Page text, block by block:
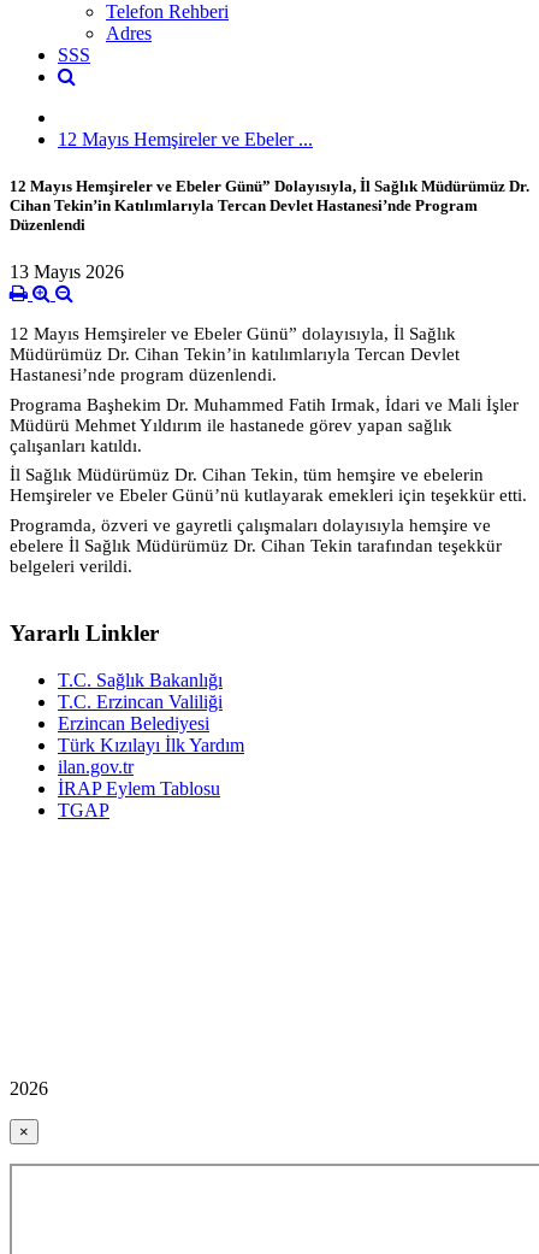
Telefon Rehberi
Adres
SSS
12 Mayıs Hemşireler ve Ebeler ...
12 Mayıs Hemşireler ve Ebeler Günü” Dolayısıyla, İl Sağlık Müdürümüz Dr.
Cihan Tekin’in Katılımlarıyla Tercan Devlet Hastanesi’nde Program
Düzenlendi
13 Mayıs 2026
12 Mayıs Hemşireler ve Ebeler Günü” dolayısıyla, İl Sağlık
Müdürümüz Dr. Cihan Tekin’in katılımlarıyla Tercan Devlet
Hastanesi’nde program düzenlendi.
Programa Başhekim Dr. Muhammed Fatih Irmak, İdari ve Mali İşler
Müdürü Mehmet Yıldırım ile hastanede görev yapan sağlık
çalışanları katıldı.
İl Sağlık Müdürümüz Dr. Cihan Tekin, tüm hemşire ve ebelerin
Hemşireler ve Ebeler Günü’nü kutlayarak emekleri için teşekkür etti.
Programda, özveri ve gayretli çalışmaları dolayısıyla hemşire ve
ebelere İl Sağlık Müdürümüz Dr. Cihan Tekin tarafından teşekkür
belgeleri verildi.
Yararlı Linkler
T.C. Sağlık Bakanlığı
T.C. Erzincan Valiliği
Erzincan Belediyesi
Türk Kızılayı İlk Yardım
ilan.gov.tr
İRAP Eylem Tablosu
TGAP
2026
×